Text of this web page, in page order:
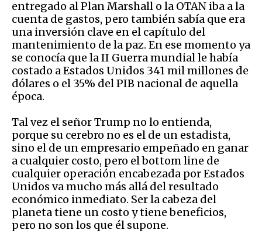
entregado al Plan Marshall o la OTAN iba a la
cuenta de gastos, pero también sabía que era
una inversión clave en el capítulo del
mantenimiento de la paz. En ese momento ya
se conocía que la II Guerra mundial le había
costado a Estados Unidos 341 mil millones de
dólares o el 35% del PIB nacional de aquella
época.
Tal vez el señor Trump no lo entienda,
porque su cerebro no es el de un estadista,
sino el de un empresario empeñado en ganar
a cualquier costo, pero el bottom line de
cualquier operación encabezada por Estados
Unidos va mucho más allá del resultado
económico inmediato. Ser la cabeza del
planeta tiene un costo y tiene beneficios,
pero no son los que él supone.